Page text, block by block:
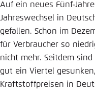
Auf ein neues Fünf-
Jahreswechsel in
gefallen. Schon im
für Verbraucher so
nicht mehr. Seitdem
gut ein Viertel
Kraftstoffpreisen in
Einstellung
speichern